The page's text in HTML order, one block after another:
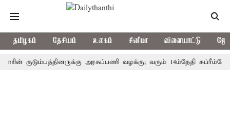
தமிழகம் தேசியம் உலகம் சினிமா விளையாட்டு
அரசுப்பணி வழக்கு; வரும் 14ம்தேதி